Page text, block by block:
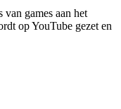
van games aan het
op YouTube gezet en